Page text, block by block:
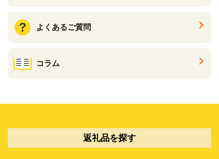
よくあるご質問
コラム
返礼品を探す